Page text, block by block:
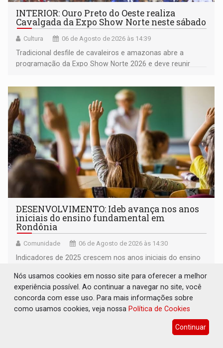
INTERIOR: Ouro Preto do Oeste realiza
Cavalgada da Expo Show Norte neste sábado
Cultura 06 de Agosto de 2026 às 14:39
Tradicional desfile de cavaleiros e amazonas abre a
programação da Expo Show Norte 2026 e deve reunir
DESENVOLVIMENTO: Ideb avança nos anos
iniciais do ensino fundamental em
Rondônia
Comunidade 06 de Agosto de 2026 às 14:30
Indicadores de 2025 crescem nos anos iniciais do ensino
médio
Nós usamos cookies em nosso site para oferecer a melhor
experiência possível. Ao continuar a navegar no site, você
concorda com esse uso. Para mais informações sobre
como usamos cookies, veja nossa Política de Cookies
Continuar